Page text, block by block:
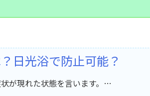
日光浴で防止可能？
が現れた状態を言います。…